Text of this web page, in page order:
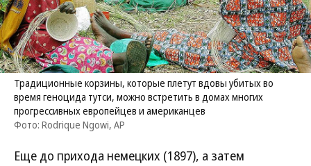
Традиционные корзины, которые плетут вдовы убитых во
время геноцида тутси, можно встретить в домах многих
прогрессивных европейцев и американцев
Фото: Rodrique Ngowi, AP
Еще до прихода немецких (1897), а затем